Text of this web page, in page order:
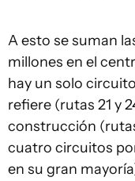
A esto se suman
millones en el
hay un solo
refiere (rutas 21 y
construcción (rutas
cuatro circuitos
en su gran